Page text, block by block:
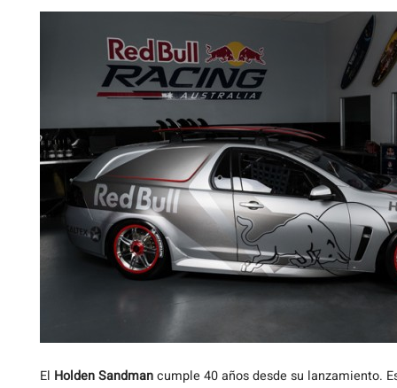
El Holden Sandmancumple 40 años desde su lanzamiento.